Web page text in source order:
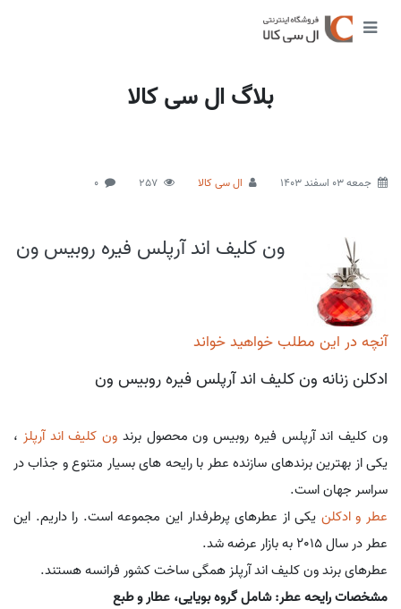
بلاگ ال سی کالا
جمعه 03 اسفند 1403 ال سی کالا 257
0
ون کلیف اند آرپلس فیره روبیس ون
آنچه در این مطلب خواهید خواند
ادکلن زنانه ون کلیف اند آرپلس فیره روبیس ون
ون کلیف اند آرپلس فیره روبیس ون محصول برند ون کلیف اند آرپلز ،
یکی از بهترین برندهای سازنده عطر با رایحه های بسیار متنوع و جذاب در
سراسر جهان است.
عطر و ادکلن یکی از عطرهای پرطرفدار این مجموعه است. را داریم. این
عطر در سال 2015 به بازار عرضه شد.
عطرهای برند ون کلیف اند آرپلز همگی ساخت کشور فرانسه هستند.
مشخصات رایحه عطر: شامل گروه بویایی، عطار و طبع